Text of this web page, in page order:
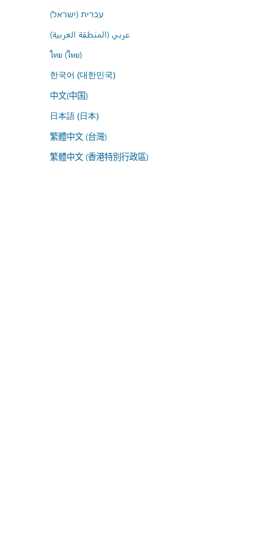
עברית (ישראל)
عربي (المنطقة العربية)
ไทย (ไทย)
한국어 (대한민국)
中文(中国)
日本語 (日本)
繁體中文 (台灣)
繁體中文 (香港特別行政區)